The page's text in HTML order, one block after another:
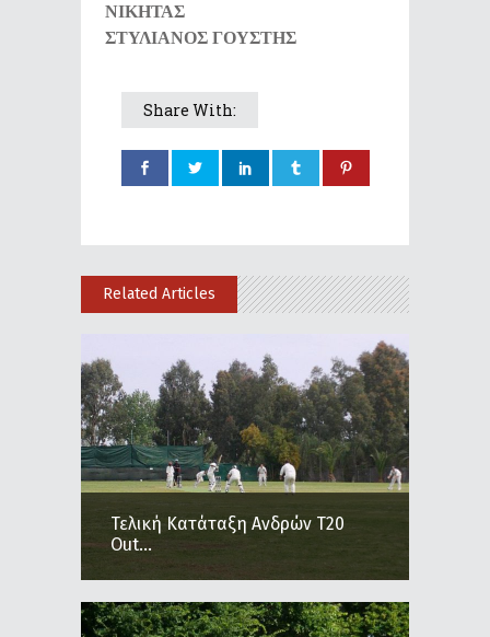
ΝΙΚΗΤΑΣ
ΣΤΥΛΙΑΝΟΣ ΓΟΥΣΤΗΣ
Share With:
Related Articles
Τελική Κατάταξη Ανδρών Τ20
Out...